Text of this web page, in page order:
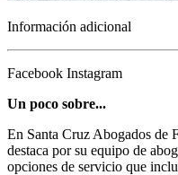
Información adicional
Facebook Instagram
Un poco sobre...
En Santa Cruz Abogados de
destaca por su equipo de
opciones de servicio que